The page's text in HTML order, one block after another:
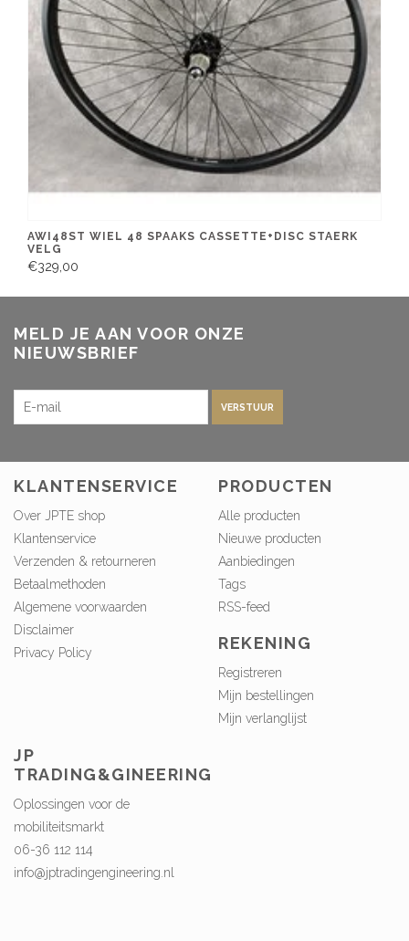
AWI48ST WIEL 48 SPAAKS CASSETTE+DISC STAERK
VELG
€329,00
MELD JE AAN VOOR ONZE
NIEUWSBRIEF
VERSTUUR
KLANTENSERVICE
Over JPTE shop
Klantenservice
Verzenden & retourneren
Betaalmethoden
Algemene voorwaarden
Disclaimer
Privacy Policy
PRODUCTEN
Alle producten
Nieuwe producten
Aanbiedingen
Tags
RSS-feed
REKENING
Registreren
Mijn bestellingen
Mijn verlanglijst
JP
TRADING&GINEERING
Oplossingen voor de
mobiliteitsmarkt
06-36 112 114
info@jptradingengineering.nl